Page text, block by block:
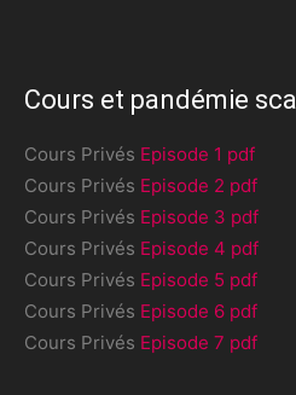
Cours et pandémie
Cours Privés Episode 1 pdf
Cours Privés Episode 2 pdf
Cours Privés Episode 3 pdf
Cours Privés Episode 4 pdf
Cours Privés Episode 5 pdf
Cours Privés Episode 6 pdf
Cours Privés Episode 7 pdf